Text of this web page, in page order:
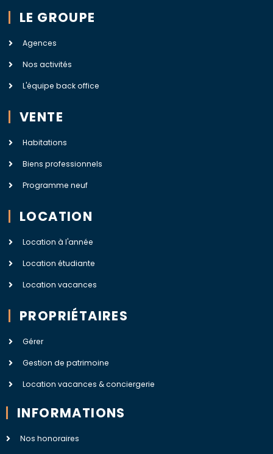
LE GROUPE
Agences
Nos activités
L'équipe back office
VENTE
Habitations
Biens professionnels
Programme neuf
LOCATION
Location à l'année
Location étudiante
Location vacances
PROPRIÉTAIRES
Gérer
Gestion de patrimoine
Location vacances & conciergerie
INFORMATIONS
Nos honoraires